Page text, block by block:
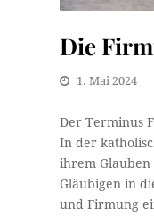
Die
1. Mai 2024
Der Terminus
In der
ihrem
Gläubigen in
und Firmung